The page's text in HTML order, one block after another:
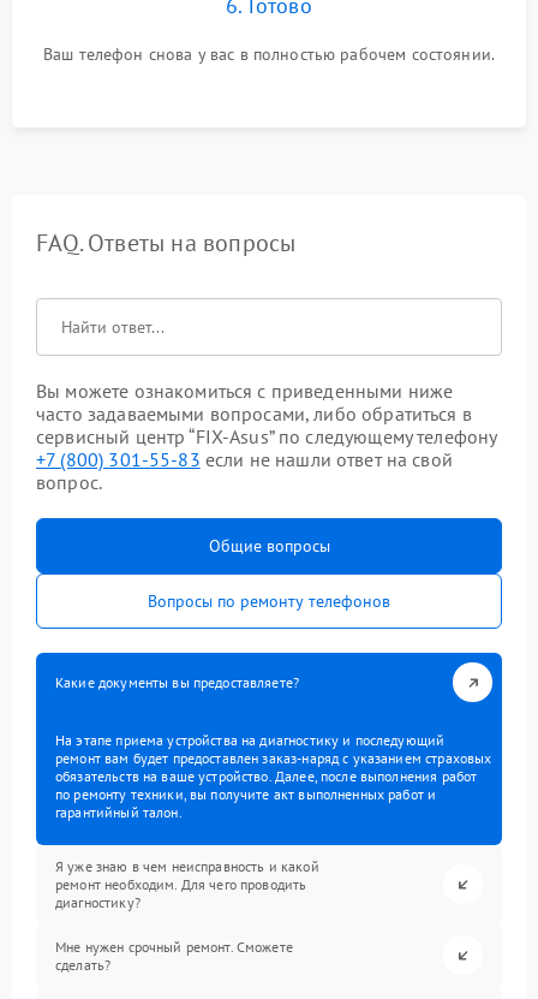
Ваш телефон снова у вас в полностью рабочем состоянии.
FAQ. Ответы на вопросы
Вы можете ознакомиться с приведенными ниже
часто задаваемыми вопросами, либо обратиться в
сервисный центр “FIX-Asus” по следующему телефону
+7 (800) 301-55-83 если не нашли ответ на свой
вопрос.
Общие вопросы
Вопросы по ремонту телефонов
Какие документы вы предоставляете?
На этапе приема устройства на диагностику и последующий
ремонт вам будет предоставлен заказ-наряд с указанием страховых
обязательств на ваше устройство. Далее, после выполнения работ
по ремонту техники, вы получите акт выполненных работ и
гарантийный талон.
Я уже знаю в чем неисправность и какой
ремонт необходим. Для чего проводить
диагностику?
Мне нужен срочный ремонт. Сможете
сделать?